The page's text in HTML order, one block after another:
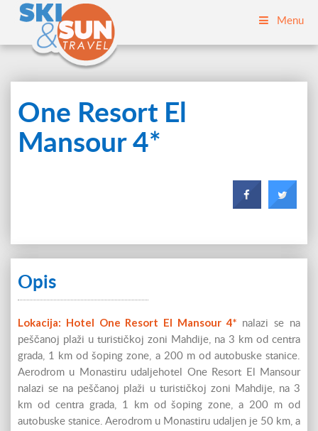
Menu
One Resort El
Mansour 4*
Opis
Lokacija: Hotel One Resort El Mansour 4* nalazi se na
peščanoj plaži u turističkoj zoni Mahdije, na 3 km od centra
grada, 1 km od šoping zone, a 200 m od autobuske stanice.
Aerodrom u Monastiru udaljehotel One Resort El Mansour
nalazi se na peščanoj plaži u turističkoj zoni Mahdije, na 3
km od centra grada, 1 km od šoping zone, a 200 m od
autobuske stanice. Aerodrom u Monastiru udaljen je 50 km, a